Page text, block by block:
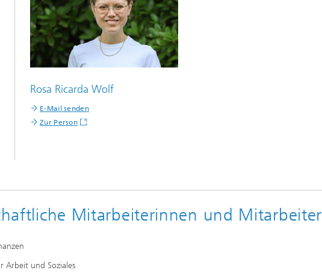
Rosa Ricarda Wolf
E-Mail senden
Zur Person
Mitarbeiterinnen und Mitarbeiter
Arbeit und Soziales